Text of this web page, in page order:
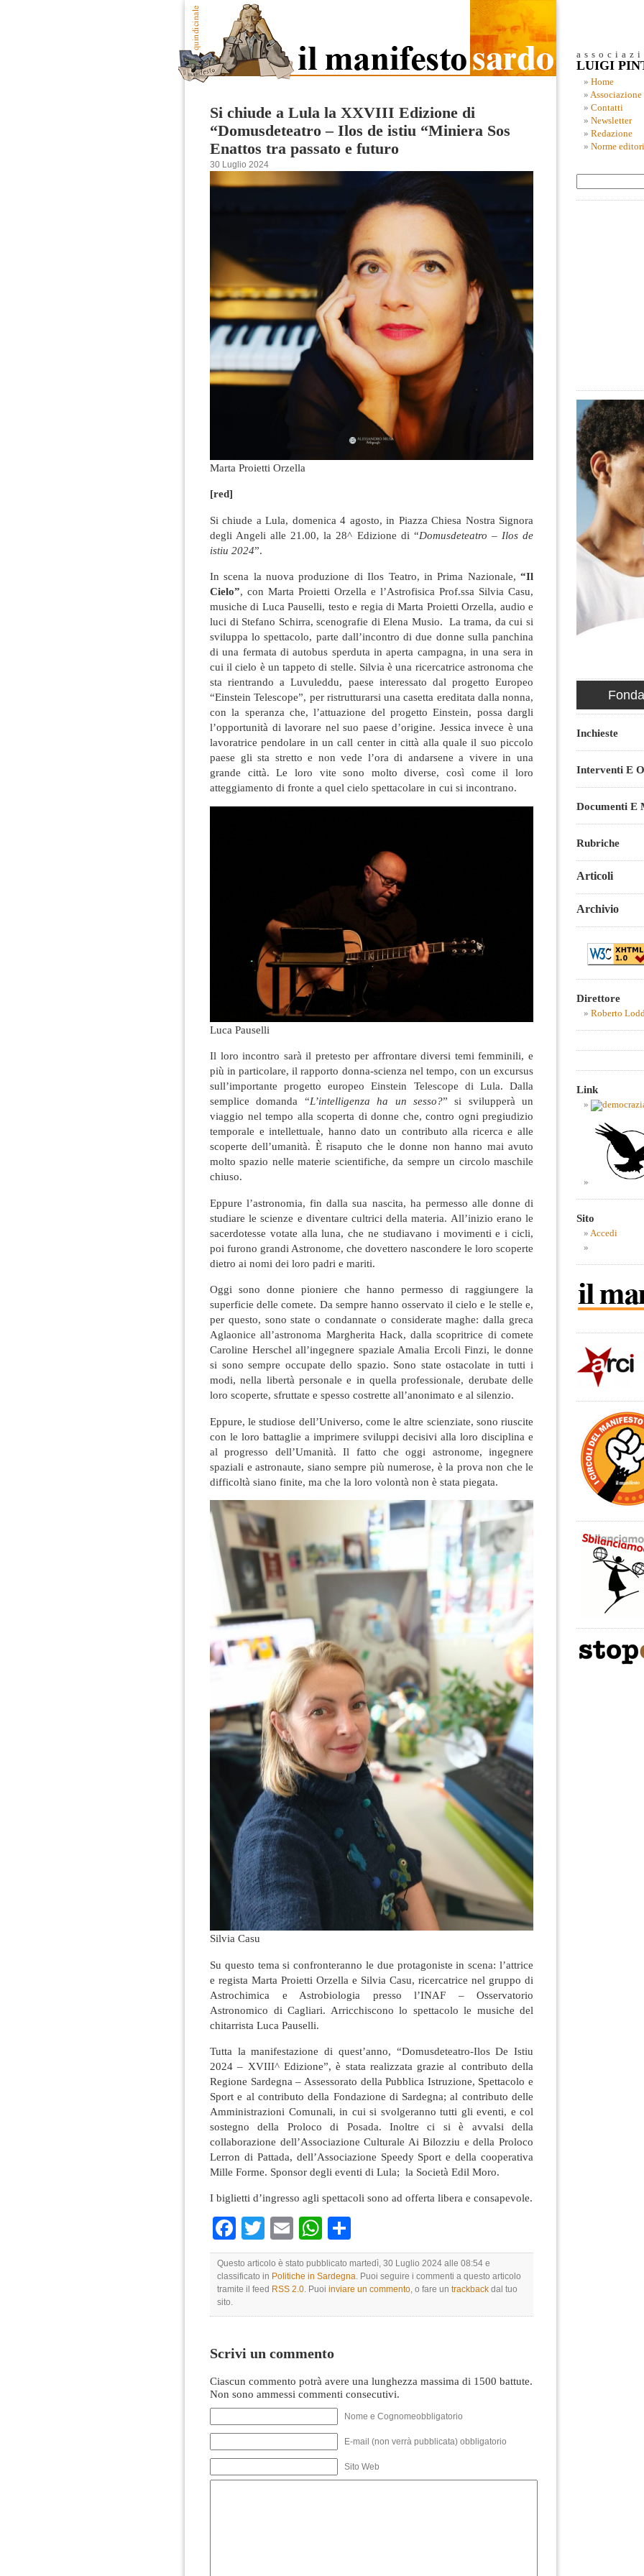
Si chiude a Lula la XXVIII Edizione di
“Domusdeteatro – Ilos de istiu “Miniera Sos
Enattos tra passato e futuro
30 Luglio 2024
Marta Proietti Orzella
[red]
Si chiude a Lula, domenica 4 agosto, in Piazza Chiesa Nostra Signora
degli Angeli alle 21.00, la 28^ Edizione di “Domusdeteatro – Ilos de
istiu 2024”.
In scena la nuova produzione di Ilos Teatro, in Prima Nazionale, “Il
Cielo”, con Marta Proietti Orzella e l’Astrofisica Prof.ssa Silvia Casu,
musiche di Luca Pauselli, testo e regia di Marta Proietti Orzella, audio e
luci di Stefano Schirra, scenografie di Elena Musio. La trama, da cui si
sviluppa lo spettacolo, parte dall’incontro di due donne sulla panchina
di una fermata di autobus sperduta in aperta campagna, in una sera in
cui il cielo è un tappeto di stelle. Silvia è una ricercatrice astronoma che
sta rientrando a Luvuleddu, paese interessato dal progetto Europeo
“Einstein Telescope”, per ristrutturarsi una casetta ereditata dalla nonna,
con la speranza che, l’attuazione del progetto Einstein, possa dargli
l’opportunità di lavorare nel suo paese d’origine. Jessica invece è una
lavoratrice pendolare in un call center in città alla quale il suo piccolo
paese gli sta stretto e non vede l’ora di andarsene a vivere in una
grande città. Le loro vite sono molto diverse, così come il loro
atteggiamento di fronte a quel cielo spettacolare in cui si incontrano.
Luca Pauselli
Il loro incontro sarà il pretesto per affrontare diversi temi femminili, e
più in particolare, il rapporto donna-scienza nel tempo, con un excursus
sull’importante progetto europeo Einstein Telescope di Lula. Dalla
semplice domanda “L’intelligenza ha un sesso?” si svilupperà un
viaggio nel tempo alla scoperta di donne che, contro ogni pregiudizio
temporale e intellettuale, hanno dato un contributo alla ricerca e alle
scoperte dell’umanità. È risaputo che le donne non hanno mai avuto
molto spazio nelle materie scientifiche, da sempre un circolo maschile
chiuso.
Eppure l’astronomia, fin dalla sua nascita, ha permesso alle donne di
studiare le scienze e diventare cultrici della materia. All’inizio erano le
sacerdotesse votate alla luna, che ne studiavano i movimenti e i cicli,
poi furono grandi Astronome, che dovettero nascondere le loro scoperte
dietro ai nomi dei loro padri e mariti.
Oggi sono donne pioniere che hanno permesso di raggiungere la
superficie delle comete. Da sempre hanno osservato il cielo e le stelle e,
per questo, sono state o condannate o considerate maghe: dalla greca
Aglaonice all’astronoma Margherita Hack, dalla scopritrice di comete
Caroline Herschel all’ingegnere spaziale Amalia Ercoli Finzi, le donne
si sono sempre occupate dello spazio. Sono state ostacolate in tutti i
modi, nella libertà personale e in quella professionale, derubate delle
loro scoperte, sfruttate e spesso costrette all’anonimato e al silenzio.
Eppure, le studiose dell’Universo, come le altre scienziate, sono riuscite
con le loro battaglie a imprimere sviluppi decisivi alla loro disciplina e
al progresso dell’Umanità. Il fatto che oggi astronome, ingegnere
spaziali e astronaute, siano sempre più numerose, è la prova non che le
difficoltà siano finite, ma che la loro volontà non è stata piegata.
Silvia Casu
Su questo tema si confronteranno le due protagoniste in scena: l’attrice
e regista Marta Proietti Orzella e Silvia Casu, ricercatrice nel gruppo di
Astrochimica e Astrobiologia presso l’INAF – Osservatorio
Astronomico di Cagliari. Arricchiscono lo spettacolo le musiche del
chitarrista Luca Pauselli.
Tutta la manifestazione di quest’anno, “Domusdeteatro-Ilos De Istiu
2024 – XVIII^ Edizione”, è stata realizzata grazie al contributo della
Regione Sardegna – Assessorato della Pubblica Istruzione, Spettacolo e
Sport e al contributo della Fondazione di Sardegna; al contributo delle
Amministrazioni Comunali, in cui si svolgeranno tutti gli eventi, e col
sostegno della Proloco di Posada. Inoltre ci si è avvalsi della
collaborazione dell’Associazione Culturale Ai Bilozziu e della Proloco
Lerron di Pattada, dell’Associazione Speedy Sport e della cooperativa
Mille Forme. Sponsor degli eventi di Lula; la Società Edil Moro.
I biglietti d’ingresso agli spettacoli sono ad offerta libera e consapevole.
Facebook
TwitterEmailWhatsApp
Questo articolo è stato pubblicato martedì, 30 Luglio 2024 alle 08:54 e
classificato in Politiche in Sardegna. Puoi seguire i commenti a questo articolo
tramite il feed RSS 2.0. Puoi inviare un commento, o fare un trackback dal tuo
sito.
Scrivi un commento
Ciascun commento potrà avere una lunghezza massima di 1500 battute.
Non sono ammessi commenti consecutivi.
Nome e Cognomeobbligatorio
E-mail (non verrà pubblicata) obbligatorio
Sito Web
LUIGI
Home
Associazione
Contatti
Newsletter
Redazione
Norme
Inchieste
Interventi E
Documenti E
Rubriche
Articoli
Archivio
Direttore
Roberto
Link
Sito
Accedi